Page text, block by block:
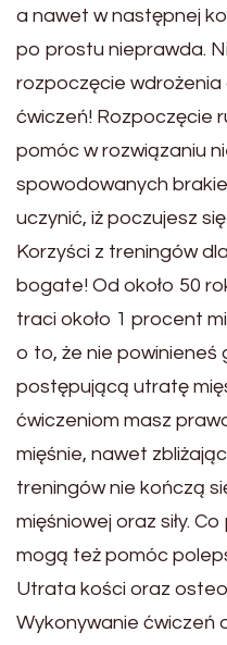
a nawet w następnej
po prostu nieprawda.
rozpoczęcie wdrożenia
ćwiczeń! Rozpoczęcie
pomóc w rozwiązaniu
spowodowanych
uczynić, iż poczujesz
Korzyści z treningów
bogate! Od około 50
traci około 1 procent
o to, że nie powinieneś
postępującą utratę
ćwiczeniom masz
mięśnie, nawet
treningów nie kończą
mięśniowej oraz siły.
mogą też pomóc
Utrata kości oraz
Wykonywanie ćwiczeń